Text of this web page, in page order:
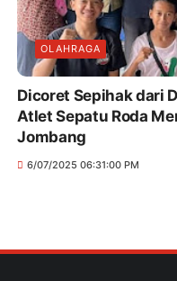
OLAHRAGA
Dicoret Sepihak dari
Atlet Sepatu Roda
Jombang
6/07/2025 06:31:00 PM